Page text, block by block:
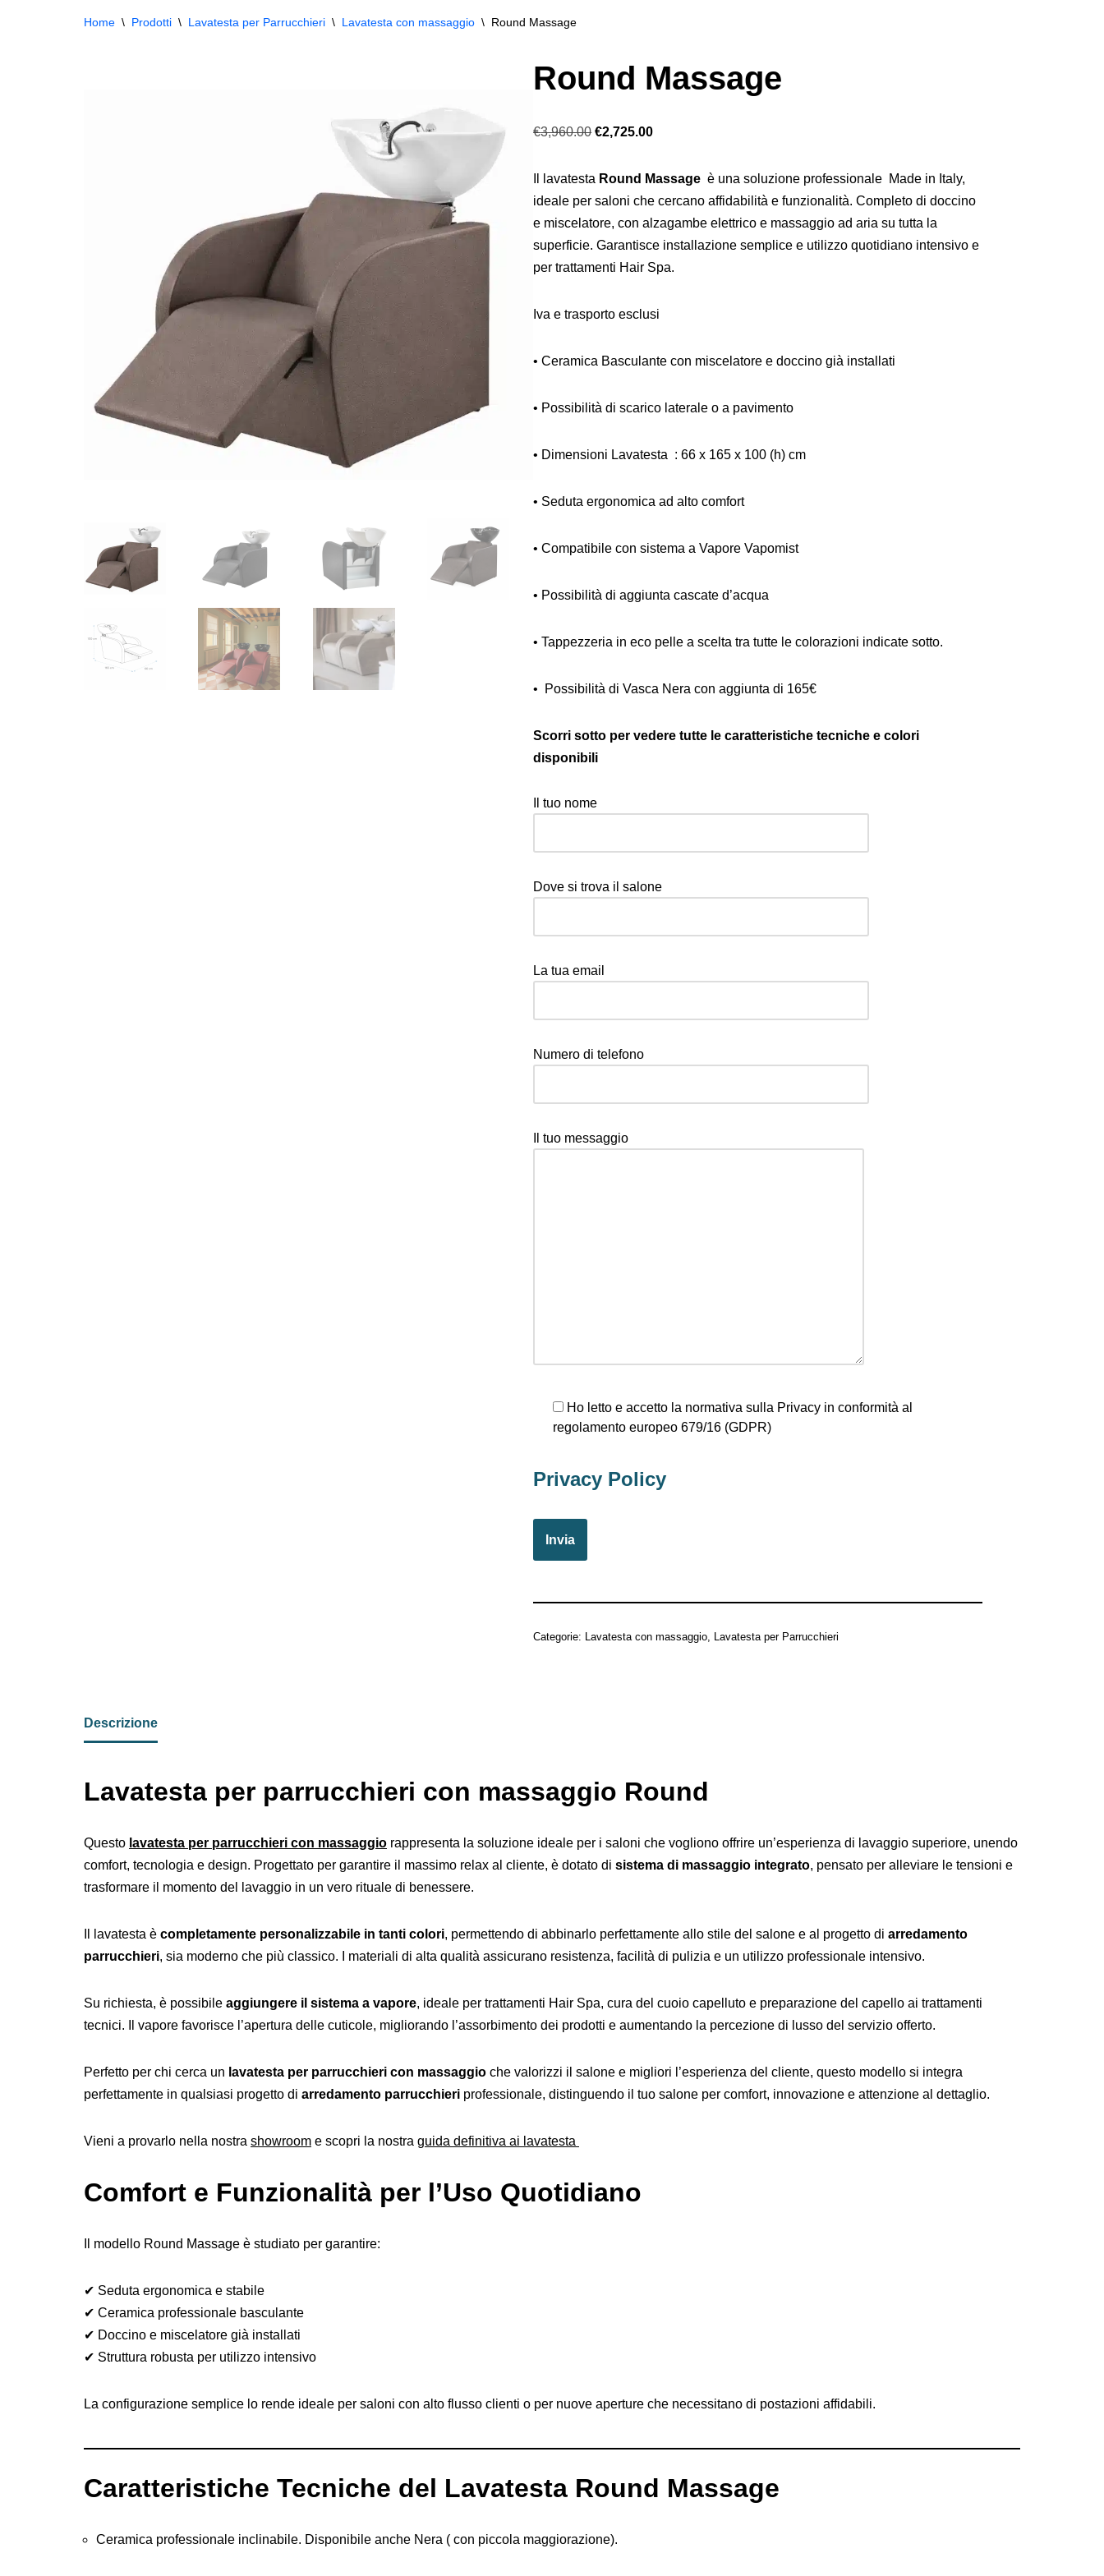
Home \ Prodotti \ Lavatesta per Parrucchieri \ Lavatesta con massaggio \ Round Massage
Round Massage
€3,960.00 €2,725.00
Il lavatesta Round Massage è una soluzione professionale Made in Italy,
ideale per saloni che cercano affidabilità e funzionalità. Completo di doccino
e miscelatore, con alzagambe elettrico e massaggio ad aria su tutta la
superficie. Garantisce installazione semplice e utilizzo quotidiano intensivo e
per trattamenti Hair Spa.
Iva e trasporto esclusi
• Ceramica Basculante con miscelatore e doccino già installati
• Possibilità di scarico laterale o a pavimento
• Dimensioni Lavatesta : 66 x 165 x 100 (h) cm
• Seduta ergonomica ad alto comfort
• Compatibile con sistema a Vapore Vapomist
• Possibilità di aggiunta cascate d’acqua
• Tappezzeria in eco pelle a scelta tra tutte le colorazioni indicate sotto.
• Possibilità di Vasca Nera con aggiunta di 165€
Scorri sotto per vedere tutte le caratteristiche tecniche e colori
disponibili
Il tuo nome
Dove si trova il salone
La tua email
Numero di telefono
Il tuo messaggio
Ho letto e accetto la normativa sulla Privacy in conformità al
regolamento europeo 679/16 (GDPR)
Privacy Policy
Categorie: Lavatesta con massaggio, Lavatesta per Parrucchieri
Descrizione
Lavatesta per parrucchieri con massaggio Round
Questo lavatesta per parrucchieri con massaggio rappresenta la soluzione ideale per i saloni che vogliono offrire un’esperienza di lavaggio superiore, unendo
comfort, tecnologia e design. Progettato per garantire il massimo relax al cliente, è dotato di sistema di massaggio integrato, pensato per alleviare le tensioni e
trasformare il momento del lavaggio in un vero rituale di benessere.
Il lavatesta è completamente personalizzabile in tanti colori, permettendo di abbinarlo perfettamente allo stile del salone e al progetto di arredamento
parrucchieri, sia moderno che più classico. I materiali di alta qualità assicurano resistenza, facilità di pulizia e un utilizzo professionale intensivo.
Su richiesta, è possibile aggiungere il sistema a vapore, ideale per trattamenti Hair Spa, cura del cuoio capelluto e preparazione del capello ai trattamenti
tecnici. Il vapore favorisce l’apertura delle cuticole, migliorando l’assorbimento dei prodotti e aumentando la percezione di lusso del servizio offerto.
Perfetto per chi cerca un lavatesta per parrucchieri con massaggio che valorizzi il salone e migliori l’esperienza del cliente, questo modello si integra
perfettamente in qualsiasi progetto di arredamento parrucchieri professionale, distinguendo il tuo salone per comfort, innovazione e attenzione al dettaglio.
Vieni a provarlo nella nostra showroom e scopri la nostra guida definitiva ai lavatesta
Comfort e Funzionalità per l’Uso Quotidiano
Il modello Round Massage è studiato per garantire:
✔ Seduta ergonomica e stabile
✔ Ceramica professionale basculante
✔ Doccino e miscelatore già installati
✔ Struttura robusta per utilizzo intensivo
La configurazione semplice lo rende ideale per saloni con alto flusso clienti o per nuove aperture che necessitano di postazioni affidabili.
Caratteristiche Tecniche del Lavatesta Round Massage
Ceramica professionale inclinabile. Disponibile anche Nera ( con piccola maggiorazione).